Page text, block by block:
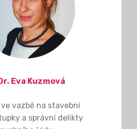
Eva Kuzmová
vazbě na stavební
a správní delikty